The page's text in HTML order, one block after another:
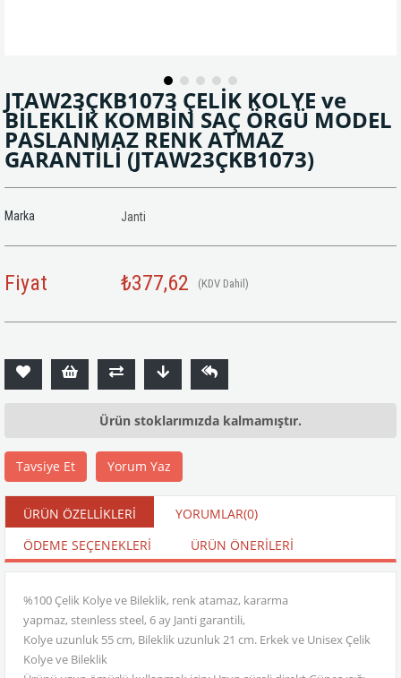
JTAW23ÇKB1073 ÇELİK KOLYE ve
BİLEKLİK KOMBİN SAÇ ÖRGÜ MODEL
PASLANMAZ RENK ATMAZ
GARANTİLİ (JTAW23ÇKB1073)
Marka Janti
Fiyat ₺377,62 (KDV Dahil)
Ürün stoklarımızda kalmamıştır.
Tavsiye Et Yorum Yaz
ÜRÜN ÖZELLIKLERI YORUMLAR(0)
ÖDEME SEÇENEKLERI
ÜRÜN ÖNERILERI
%100 Çelik Kolye ve Bileklik, renk atamaz, kararma
yapmaz, steınless steel, 6 ay Janti garantili,
Kolye uzunluk 55 cm, Bileklik uzunluk 21 cm. Erkek ve Unisex Çelik
Kolye ve Bileklik